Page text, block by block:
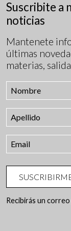
Suscribite a
noticias
Mantenete
últimas
materias,
Recibirás un